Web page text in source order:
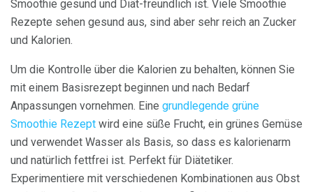
Smoothie gesund und Diät-freundlich ist. Viele Smoothie
Rezepte sehen gesund aus, sind aber sehr reich an Zucker
und Kalorien.
Um die Kontrolle über die Kalorien zu behalten, können Sie
mit einem Basisrezept beginnen und nach Bedarf
Anpassungen vornehmen. Eine grundlegende grüne
Smoothie Rezept wird eine süße Frucht, ein grünes Gemüse
und verwendet Wasser als Basis, so dass es kalorienarm
und natürlich fettfrei ist. Perfekt für Diätetiker.
Experimentiere mit verschiedenen Kombinationen aus Obst